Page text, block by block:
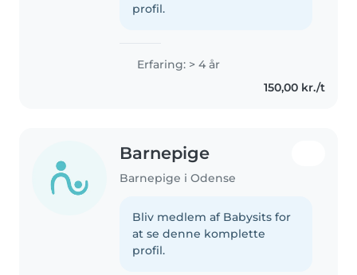
profil.
Erfaring: > 4 år
150,00 kr./t
Barnepige
Barnepige i Odense
Bliv medlem af Babysits for
at se denne komplette
profil.